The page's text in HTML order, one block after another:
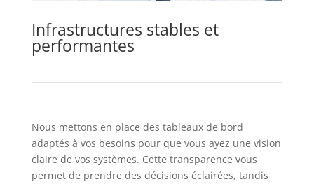
Infrastructures stables et
performantes
Nous mettons en place des tableaux de bord
adaptés à vos besoins pour que vous ayez une vision
claire de vos systèmes. Cette transparence vous
permet de prendre des décisions éclairées, tandis